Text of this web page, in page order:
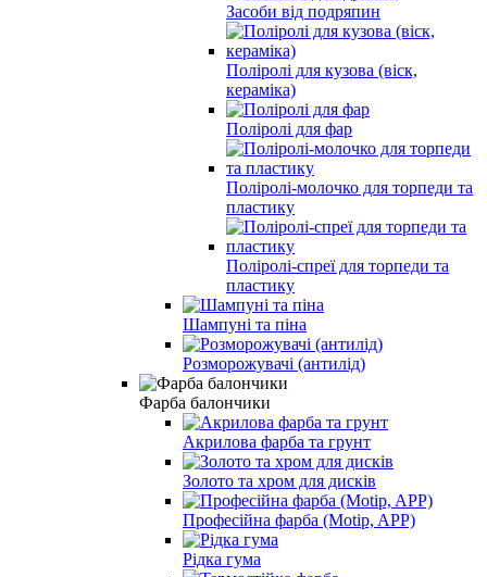
Засоби від подряпин
Поліролі для кузова (віск,
кераміка)
Поліролі для фар
Поліролі-молочко для торпеди та
пластику
Поліролі-спреї для торпеди та
пластику
Шампуні та піна
Розморожувачі (антилід)
Фарба балончики
Акрилова фарба та грунт
Золото та хром для дисків
Професійна фарба (Motip, APP)
Рідка гума